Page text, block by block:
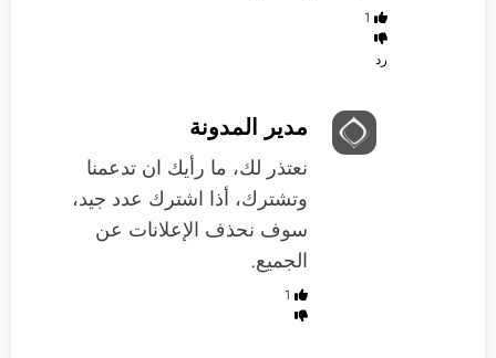
1
رد
مدير المدونة
نعتذر لك، ما رأيك ان تدعمنا
وتشترك، أذا اشترك عدد جيد،
سوف نحذف الإعلانات عن
الجميع.
1